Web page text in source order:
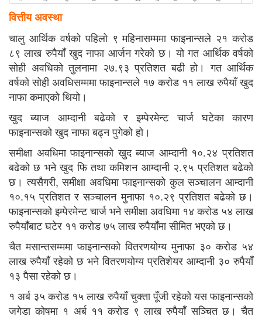
वित्तीय अवस्था
चालु आर्थिक वर्षको पहिलो ९ महिनासम्ममा फाइनान्सले २१ करोड
८९ लाख रुपैयाँ खुद नाफा आर्जन गरेको छ। यो गत आर्थिक वर्षको
सोही अवधिको तुलनामा २७.९३ प्रतिशत बढी हो। गत आर्थिक
वर्षको सोही अवधिसम्ममा फाइनान्सले १७ करोड ११ लाख रुपैयाँ खुद
नाफा कमाएको थियो।
खुद ब्याज आम्दानी बढेको र इम्पेरमेन्ट चार्ज घटेका कारण
फाइनान्सको खुद नाफा बढ्न पुगेको हो।
समीक्षा अवधिमा फाइनान्सको खुद ब्याज आम्दानी १०.२४ प्रतिशत
बढेको छ भने खुद फि तथा कमिशन आम्दानी २.९५ प्रतिशत बढेको
छ। त्यसैगरी, समीक्षा अवधिमा फाइनान्सको कुल सञ्चालन आम्दानी
१०.१५ प्रतिशत र सञ्चालन मुनाफा १०.२९ प्रतिशत बढेको छ।
फाइनान्सको इम्पेरमेन्ट चार्ज भने समीक्षा अवधिमा १४ करोड ५४ लाख
रुपैयाँबाट घटेर ११ करोड ७५ लाख रुपैयाँमा सीमित भएको छ।
चैत मसान्तसम्ममा फाइनान्सको वितरणयोग्य मुनाफा ३० करोड ५४
लाख रुपैयाँ रहेको छ भने वितरणयोग्य प्रतिशेयर आम्दानी ३० रुपैयाँ
१३ पैसा रहेको छ।
१ अर्ब ३५ करोड १५ लाख रुपैयाँ चुक्ता पूँजी रहेको यस फाइनान्सको
जगेडा कोषमा १ अर्ब ११ करोड ९ लाख रुपैयाँ सञ्चित छ। चैत